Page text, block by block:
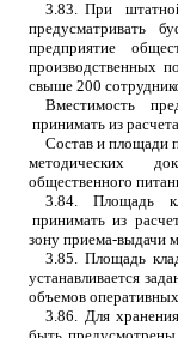
3.83. При ш
предусматривать
предприятие
производственных
свыше 200
Вместимость
принимать из
Состав и площади
методических
общественного
3.84. Площадь
принимать из
зону приема-выдачи
3.85. Площадь
устанавливаетсяз
объемов оп
3.86. Для